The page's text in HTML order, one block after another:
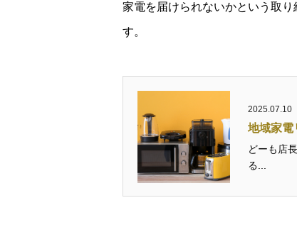
家電を届けられないかという取
す。
2025.07.10
地域家電
どーも店
る...